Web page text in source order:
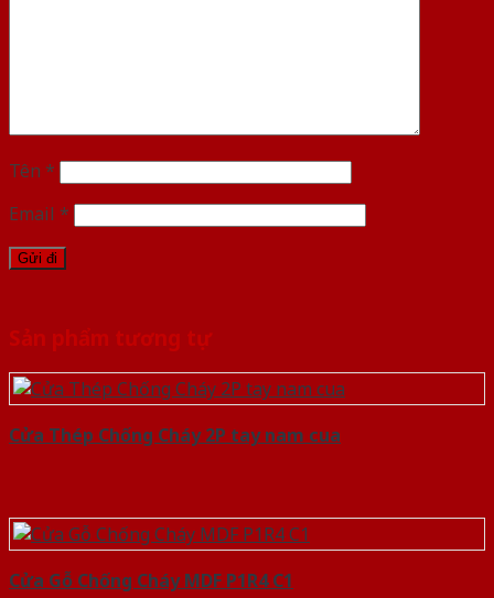
Tên *
Email *
Sản phẩm tương tự
Cửa Thép Chống Cháy 2P tay nam cua
Cửa Gỗ Chống Cháy MDF P1R4 C1